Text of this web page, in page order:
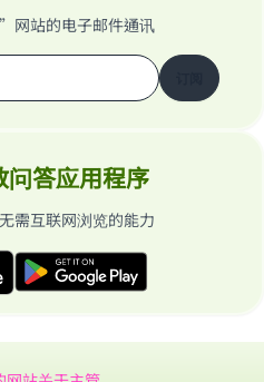
网站的电子邮件通讯
问答应用程序
需互联网浏览的能力